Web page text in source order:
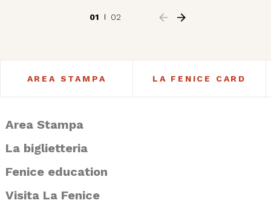
01 02
AREA STAMPA LA FENICE CARD
Area Stampa
La biglietteria
Fenice education
Visita La Fenice